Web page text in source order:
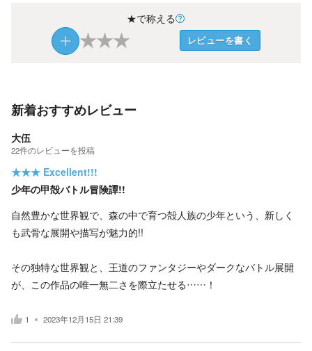
★で称える
★★★ レビューを書く
新着おすすめレビュー
大伍
22件のレビューを投稿
★★★ Excellent!!!
少年の甲殻バトル冒険譚!!
自然豊かな世界観で、森の中で育つ殻人族の少年という、新しく
も武骨な展開や描写が魅力的!!
その独特な世界観と、王道のファンタジーやダークなバトル展開
が、この作品の唯一無二さを際立たせる……！
1 2023年12月15日 21:39